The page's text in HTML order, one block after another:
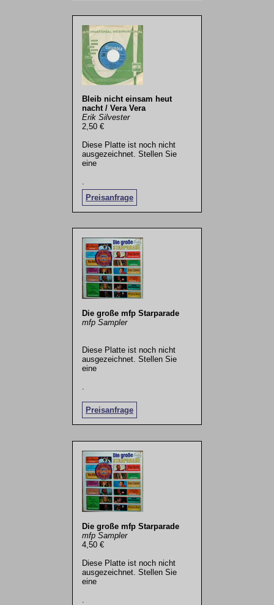
Bleib nicht einsam heut
nacht / Vera Vera
Erik Silvester
2,50 €
Diese Platte ist noch nicht
ausgezeichnet. Stellen Sie
eine
Preisanfrage
.
Die große mfp Starparade
mfp Sampler
Diese Platte ist noch nicht
ausgezeichnet. Stellen Sie
eine
Preisanfrage
Die große mfp Starparade
mfp Sampler
4,50 €
Diese Platte ist noch nicht
ausgezeichnet. Stellen Sie
eine